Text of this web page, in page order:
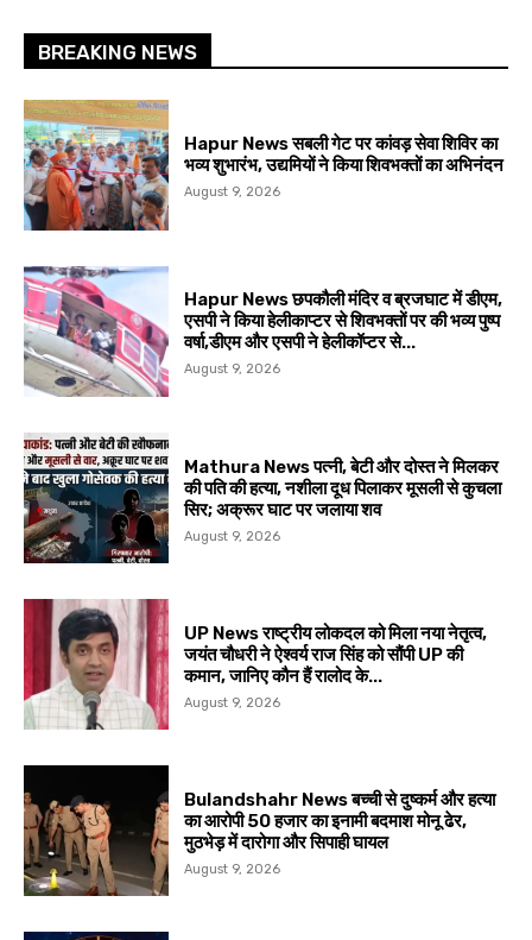
BREAKING NEWS
Hapur News सबली गेट पर कांवड़ सेवा शिविर का
भव्य शुभारंभ, उद्यमियों ने किया शिवभक्तों का अभिनंदन
August 9, 2026
Hapur News छपकौली मंदिर व ब्रजघाट में डीएम,
एसपी ने किया हेलीकाप्टर से शिवभक्तों पर की भव्य पुष्प
वर्षा,डीएम और एसपी ने हेलीकॉप्टर से...
August 9, 2026
Mathura News पत्नी, बेटी और दोस्त ने मिलकर
की पति की हत्या, नशीला दूध पिलाकर मूसली से कुचला
सिर; अक्रूर घाट पर जलाया शव
August 9, 2026
UP News राष्ट्रीय लोकदल को मिला नया नेतृत्व,
जयंत चौधरी ने ऐश्वर्य राज सिंह को सौंपी UP की
कमान, जानिए कौन हैं रालोद के...
August 9, 2026
Bulandshahr News बच्ची से दुष्कर्म और हत्या
का आरोपी 50 हजार का इनामी बदमाश मोनू ढेर,
मुठभेड़ में दारोगा और सिपाही घायल
August 9, 2026